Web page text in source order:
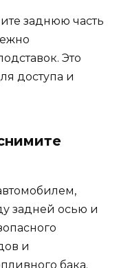
заднюю часть
Это
доступа и
задней осью и
и
бака.